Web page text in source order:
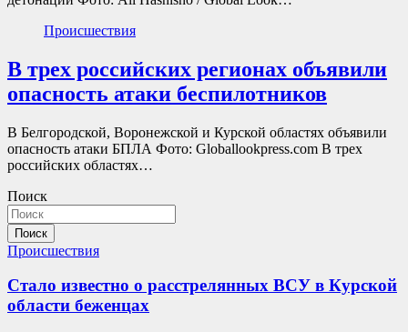
Происшествия
В трех российских регионах объявили
опасность атаки беспилотников
В Белгородской, Воронежской и Курской областях объявили
опасность атаки БПЛА Фото: Globallookpress.com В трех
российских областях…
Поиск
Поиск
Происшествия
Стало известно о расстрелянных ВСУ в Курской
области беженцах